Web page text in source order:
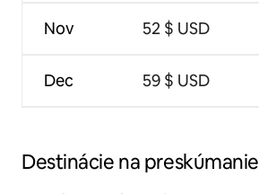
Nov
Dec
52 $ USD
59 $ USD
Destinácie na preskúmanie